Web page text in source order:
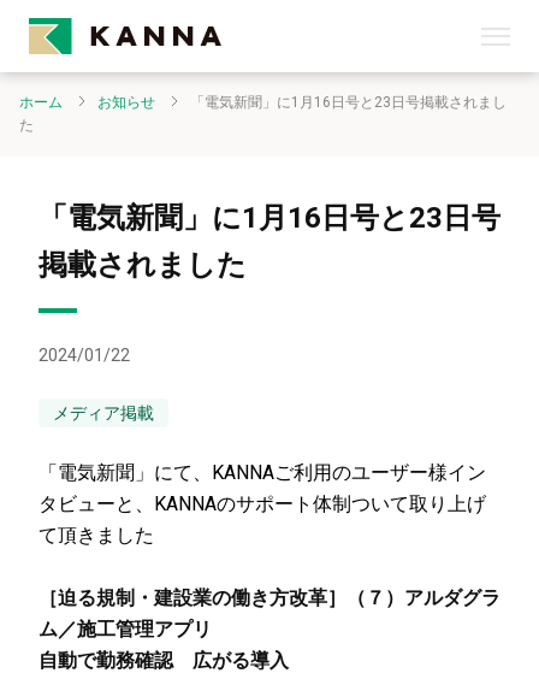
ホーム お知らせ
「電気新聞」に1月16日号と23日号掲載されまし
た
「電気新聞」に1月16日号と23日号
掲載されました
2024/01/22
メディア掲載
「電気新聞」にて、KANNAご利用のユーザー様イン
タビューと、KANNAのサポート体制ついて取り上げ
て頂きました
［迫る規制・建設業の働き方改革］（７）アルダグラ
ム／施工管理アプリ
自動で勤務確認 広がる導入